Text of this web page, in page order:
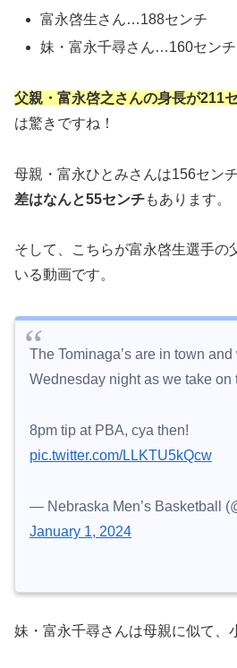
富永啓生さん…188センチ
妹・富永千尋さん…160センチ
父親・富永啓之さんの身長が211
は驚きですね！
母親・富永ひとみさんは156センチ
差はなんと55センチもあります。
そして、こちらが富永啓生選手の
いる動画です。
The Tominaga’s are in town
Wednesday night as we take on
8pm tip at PBA, cya then!
pic.twitter.com/LLKTU5kQcw
— Nebraska Men’s Basketball
January 1, 2024
妹・富永千尋さんは母親に似て、